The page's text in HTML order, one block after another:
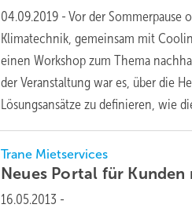
04.09.2019 - Vor der Sommerpause
Klimatechnik, gemeinsam mit
einen Workshop zum Thema
der Veranstaltung war es, über die
Lösungsansätze zu definieren, wie
Trane Mietservices
Neues Portal für
16.05.2013 -